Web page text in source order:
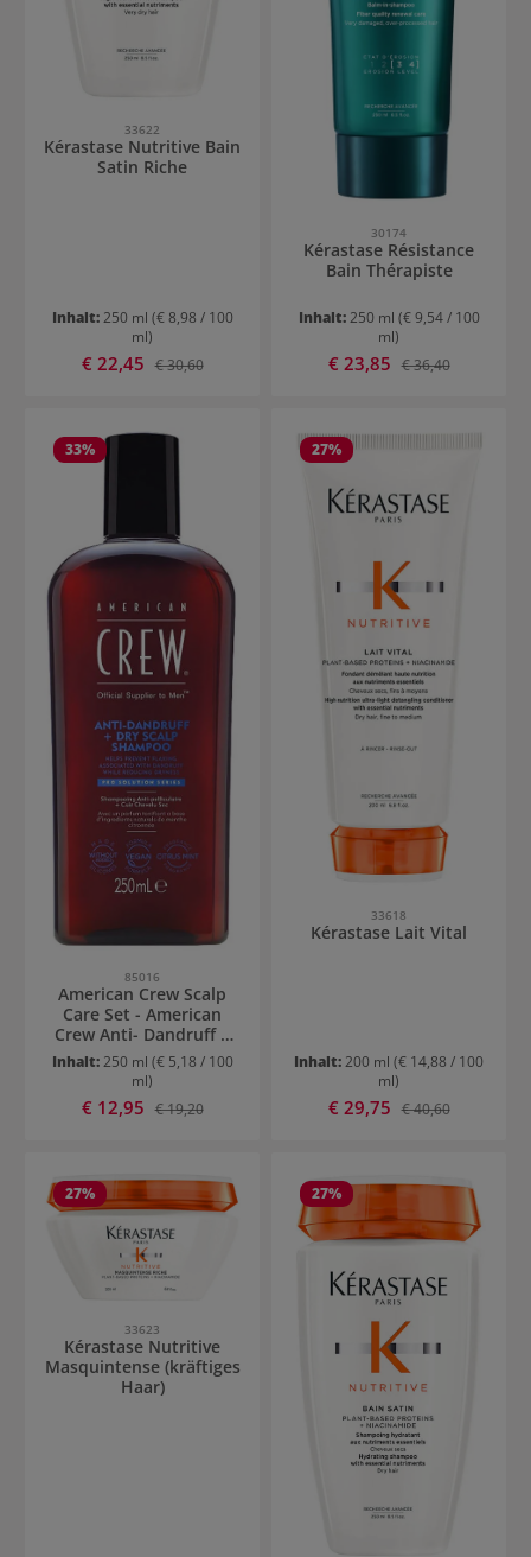
33622
Kérastase Nutritive Bain
Satin Riche
Inhalt:250 ml (€ 8,98 / 100
ml)
Verkaufspreis:
€ 22,45 Regulärer Preis:
€ 30,60
30174
Kérastase Résistance
Bain Thérapiste
Inhalt:250 ml (€ 9,54 / 100
ml)
Verkaufspreis:
€ 23,85 Regulärer Preis:
€ 36,40
33%
85016
American Crew Scalp
Care Set - American
Crew Anti- Dandruff +
Dry Scalp Shampoo
Inhalt:250 ml (€ 5,18 / 100
ml)
Verkaufspreis:
€ 12,95 Regulärer Preis:
€ 19,20
27%
33618
Kérastase Lait Vital
Inhalt:200 ml (€ 14,88 / 100
ml)
Verkaufspreis:
€ 29,75 Regulärer Preis:
€ 40,60
27%
33623
Kérastase Nutritive
Masquintense (kräftiges
Haar)
27%